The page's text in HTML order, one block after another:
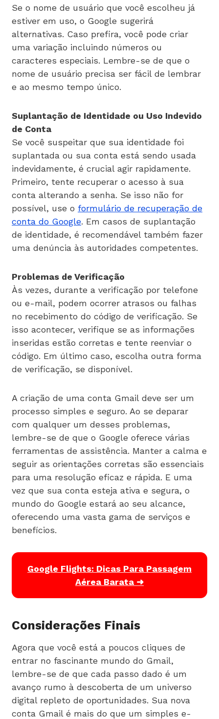
Se o nome de usuário que você escolheu já
estiver em uso, o Google sugerirá
alternativas. Caso prefira, você pode criar
uma variação incluindo números ou
caracteres especiais. Lembre-se de que o
nome de usuário precisa ser fácil de lembrar
e ao mesmo tempo único.
Suplantação de Identidade ou Uso Indevido
de Conta
Se você suspeitar que sua identidade foi
suplantada ou sua conta está sendo usada
indevidamente, é crucial agir rapidamente.
Primeiro, tente recuperar o acesso à sua
conta alterando a senha. Se isso não for
possível, use o formulário de recuperação de
conta do Google. Em casos de suplantação
de identidade, é recomendável também fazer
uma denúncia às autoridades competentes.
Problemas de Verificação
Às vezes, durante a verificação por telefone
ou e-mail, podem ocorrer atrasos ou falhas
no recebimento do código de verificação. Se
isso acontecer, verifique se as informações
inseridas estão corretas e tente reenviar o
código. Em último caso, escolha outra forma
de verificação, se disponível.
A criação de uma conta Gmail deve ser um
processo simples e seguro. Ao se deparar
com qualquer um desses problemas,
lembre-se de que o Google oferece várias
ferramentas de assistência. Manter a calma e
seguir as orientações corretas são essenciais
para uma resolução eficaz e rápida. E uma
vez que sua conta esteja ativa e segura, o
mundo do Google estará ao seu alcance,
oferecendo uma vasta gama de serviços e
benefícios.
Google Flights: Dicas Para Passagem
Aérea Barata ➜
Considerações Finais
Agora que você está a poucos cliques de
entrar no fascinante mundo do Gmail,
lembre-se de que cada passo dado é um
avanço rumo à descoberta de um universo
digital repleto de oportunidades. Sua nova
conta Gmail é mais do que um simples e-